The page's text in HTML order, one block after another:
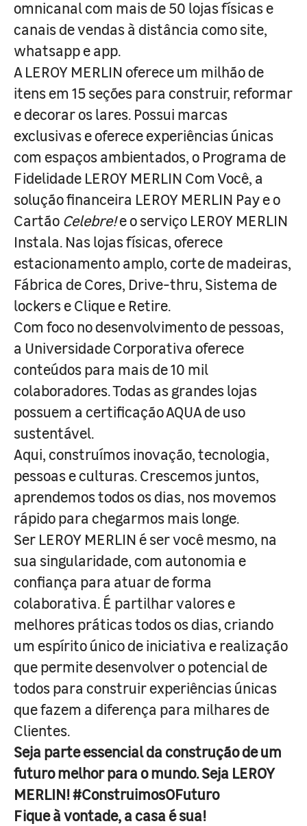
omnicanal com mais de 50 lojas físicas e
canais de vendas à distância como site,
whatsapp e app.
A LEROY MERLIN oferece um milhão de
itens em 15 seções para construir, reformar
e decorar os lares. Possui marcas
exclusivas e oferece experiências únicas
com espaços ambientados, o Programa de
Fidelidade LEROY MERLIN Com Você, a
solução financeira LEROY MERLIN Pay e o
Cartão Celebre!e o serviço LEROY MERLIN
Instala. Nas lojas físicas, oferece
estacionamento amplo, corte de madeiras,
Fábrica de Cores, Drive-thru, Sistema de
lockers e Clique e Retire.
Com foco no desenvolvimento de pessoas,
a Universidade Corporativa oferece
conteúdos para mais de 10 mil
colaboradores. Todas as grandes lojas
possuem a certificação AQUA de uso
sustentável.
Aqui, construímos inovação, tecnologia,
pessoas e culturas. Crescemos juntos,
aprendemos todos os dias, nos movemos
rápido para chegarmos mais longe.
Ser LEROY MERLIN é ser você mesmo, na
sua singularidade, com autonomia e
confiança para atuar de forma
colaborativa. É partilhar valores e
melhores práticas todos os dias, criando
um espírito único de iniciativa e realização
que permite desenvolver o potencial de
todos para construir experiências únicas
que fazem a diferença para milhares de
Clientes.
Seja parte essencial da construção de um
futuro melhor para o mundo. Seja LEROY
MERLIN! #ConstruimosOFuturo
Fique à vontade, a casa é sua!